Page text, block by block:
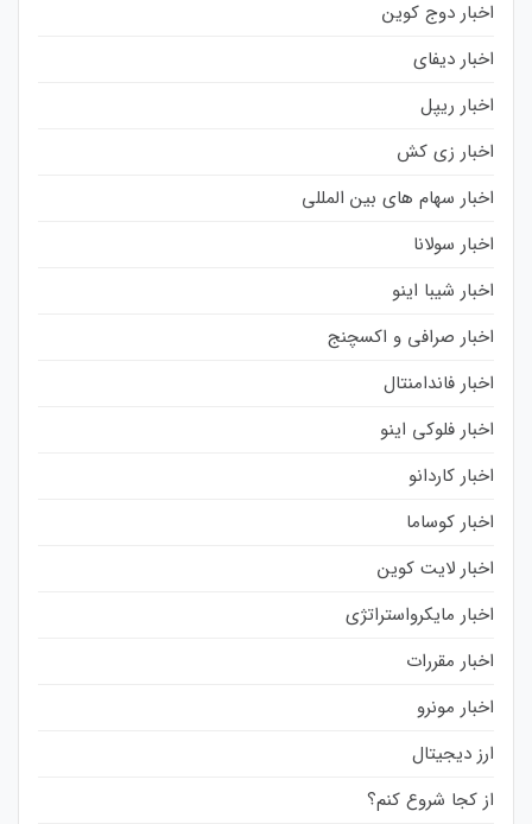
اخبار دوج کوین
اخبار دیفای
اخبار ریپل
اخبار زی کش
اخبار سهام های بین المللی
اخبار سولانا
اخبار شیبا اینو
اخبار صرافی و اکسچنج
اخبار فاندامنتال
اخبار فلوکی اینو
اخبار کاردانو
اخبار کوساما
اخبار لایت کوین
اخبار مایکرواستراتژی
اخبار مقررات
اخبار مونرو
ارز دیجیتال
از کجا شروع کنم؟